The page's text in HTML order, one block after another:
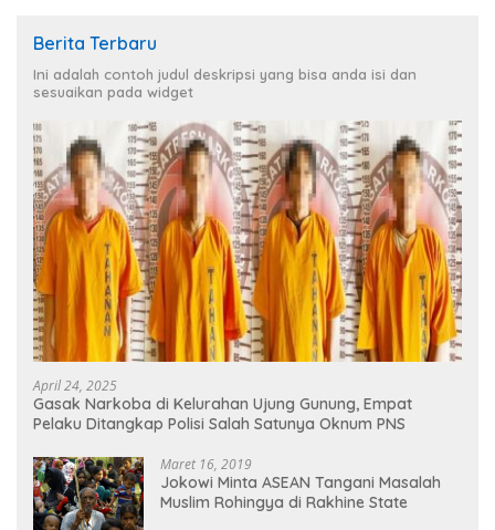
Berita Terbaru
Ini adalah contoh judul deskripsi yang bisa anda isi dan
sesuaikan pada widget
April 24, 2025
Gasak Narkoba di Kelurahan Ujung Gunung, Empat
Pelaku Ditangkap Polisi Salah Satunya Oknum PNS
Maret 16, 2019
Jokowi Minta ASEAN Tangani Masalah
Muslim Rohingya di Rakhine State